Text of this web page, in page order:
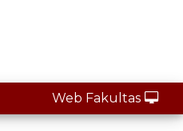
Web Fakultas